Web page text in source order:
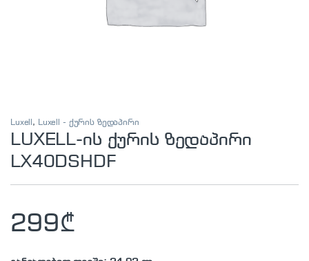
Luxell , Luxell - ქურის ზედაპირი
LUXELL-ის ქურის ზედაპირი
LX40DSHDF
299₾